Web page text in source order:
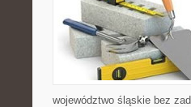
województwo śląskie bez